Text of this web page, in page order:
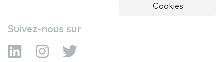
Cookies
Suivez-nous sur